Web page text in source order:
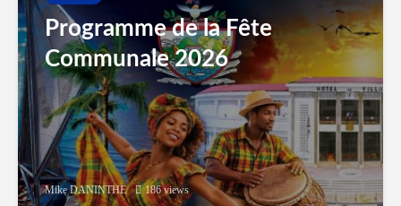
Programme de la Fête
Communale 2026
Mike DANINTHE 186 views